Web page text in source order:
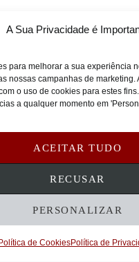
A Sua Privacidade é
para melhorar a sua experiência
nossas campanhas de marketing.
o uso de cookies para estes
a qualquer momento em
ACEITAR TUDO
RECUSAR
PERSONALIZAR
Política de CookiesPolítica de
TERMOS DE SERVIÇO
E REEMBOLSOS
Empresariais, Lda